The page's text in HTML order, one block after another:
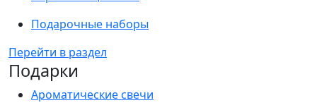
Подарочные наборы
Перейти в раздел
Подарки
Ароматические свечи